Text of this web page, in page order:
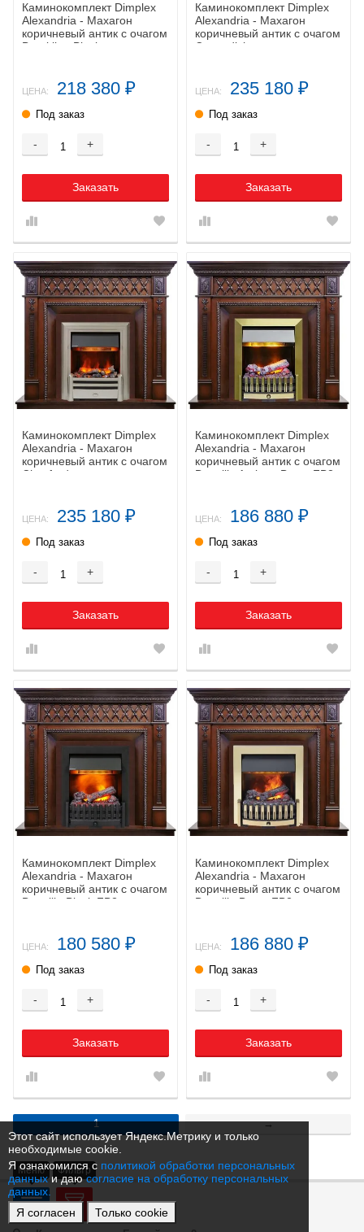
Этот сайт использует Яндекс.Метрику и только
необходимые cookie.
Я ознакомился с политикой обработки персональных
данныхи даюсогласие на обработку персональных
данных.
Я согласен
Только cookie
Каминокомплект Dimplex
Alexandria - Махагон
коричневый антик с очагом
Brookline Black
ЦЕНА: 218 380 ₽
Под заказ
- +
Заказать
Каминокомплект Dimplex
Alexandria - Махагон
коричневый антик с очагом
Cavendish
ЦЕНА: 235 180 ₽
Под заказ
- +
Заказать
Каминокомплект Dimplex
Alexandria - Махагон
коричневый антик с очагом
Chesford
ЦЕНА: 235 180 ₽
Под заказ
- +
Заказать
Каминокомплект Dimplex
Alexandria - Махагон
коричневый антик с очагом
Danville Antique Brass FB2
ЦЕНА: 186 880 ₽
Под заказ
- +
Заказать
Каминокомплект Dimplex
Alexandria - Махагон
коричневый антик с очагом
Danville Black FB2
ЦЕНА: 180 580 ₽
Под заказ
- +
Заказать
Каминокомплект Dimplex
Alexandria - Махагон
коричневый антик с очагом
Danville Brass FB2
ЦЕНА: 186 880 ₽
Под заказ
- +
Заказать
1 →
Контакты
Меню Фильтр